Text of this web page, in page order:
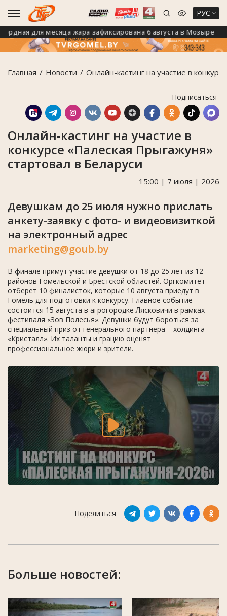
РУС
для месяца жара зафиксирована 6 августа в Мозыре
Главная Новости Онлайн-кастинг на участие в
Подписаться
Онлайн-кастинг на участие в
конкурсе «Палеская Прыгажуня»
стартовал в Беларуси
15:00 | 7 июля | 2026
Девушкам до 25 июля нужно прислать
анкету-заявку с фото- и видеовизиткой
на электронный адрес
marketing@goub.by
В финале примут участие девушки от 18 до 25 лет из 12
районов Гомельской и Брестской областей. Оргкомитет
отберет 10 финалисток, которые 10 августа приедут в
Гомель для подготовки к конкурсу. Главное событие
состоится 15 августа в агрогородке Лясковичи в рамках
фестиваля «Зов Полесья». Девушки будут бороться за
специальный приз от генерального партнера – холдинга
«Кристалл». Их таланты и грацию оценят
профессиональное жюри и зрители.
Поделиться
Больше новостей: